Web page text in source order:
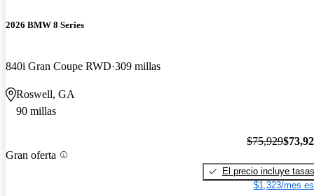
2026 BMW 8 Series
840i Gran Coupe RWD 309 millas
Roswell, GA
90 millas
Gran oferta
$75,929
El precio incluye tasas
$1,323/mes